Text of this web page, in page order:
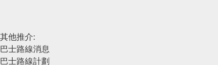
其他推介:
巴士路線消息
巴士路線計劃